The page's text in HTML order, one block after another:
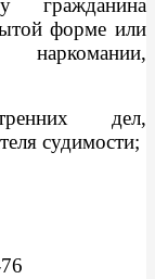
форме или
дел,
судимости;